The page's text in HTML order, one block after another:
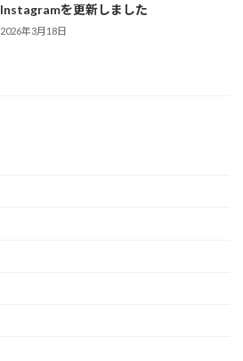
Instagramを更新しました
2026年3月18日